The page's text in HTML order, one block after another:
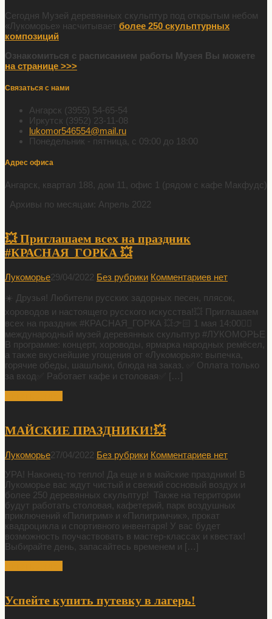
Сегодня Музей деревянных скульптур под открытым небом
«Лукоморье» насчитывает более 250 скульптурных
композиций
Ознакомиться с расписанием работы Музея Вы можете
на странице >>>
Связаться с нами
Ангарск (3955) 54-65-54
Иркутск (3952) 23-11-08
lukomor546554@mail.ru
Понедельник - пятница, с 09:00 до 18:00
Адрес офиса
Ангарск, квартал 188, дом 11, офис 1 (рядом с кафе Макфудс)
Архивы по месяцам: Апрель 2022
💥 Приглашаем всех на праздник
#КРАСНАЯ_ГОРКА 💥
Лукоморье29/04/2022 Без рубрики Комментариев нет
☀️ Друзья! Любители русских задорных песен, плясок,
хороводов и настоящего русского искусства!💥 Приглашаем
всех на праздник #КРАСНАЯ_ГОРКА 💥👉🏻 1 мая 14:00👉🏻
международный музей деревянных скульптур #ЛУКОМОРЬЕ
В программе: концерт, хороводы, ярмарка народных ремёсел,
а также вкуснейшие угощения от «Лукоморья»: выпечка,
горячие обеды, шашлыки, блюда на заказ. ✅ Оплата только
за вход✅ Работает кафе и столовая✅ […]
МАЙСКИЕ ПРАЗДНИКИ!💥
Лукоморье27/04/2022 Без рубрики Комментариев нет
УРА! Наконец-то тепло! Да еще и в майские праздники! В
Лукоморье вас ждут чистый и свежий сосновый воздух и
более 250 деревянных скульптур! Также на территории
будут работать столовая, кафетерий, парк воздушных
приключений «Пилигрим» и «Пилигримчик», прокат
квадроцикла и спортивного инвентаря! У вас будет
возможность поучаствовать в мастер-классах и квестах!
Выбирайте день, запасайтесь временем и […]
Успейте купить путевку в лагерь!